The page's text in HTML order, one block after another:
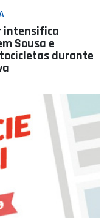
intensifica
Sousa e
durante